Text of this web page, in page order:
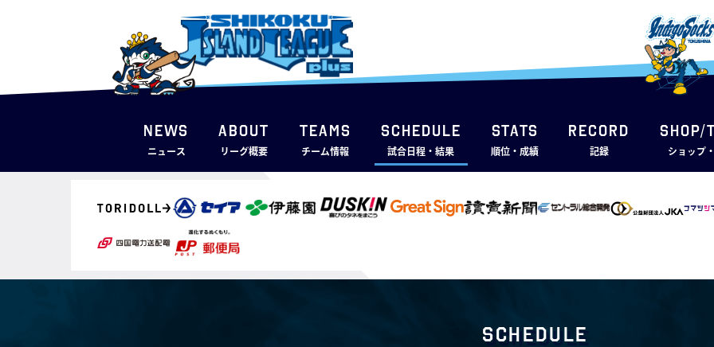
NEWS
ニュース
ABOUT
リーグ概要
TEAMS
チーム情報
SCHEDULE
試合日程・結果
STATS
順位・成績
RECORD
記録
SHOP/
ショップ
Schedule